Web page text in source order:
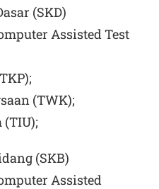
(SKD)
Assisted Test
(TWK);
(TIU);
(SKB)
Assisted